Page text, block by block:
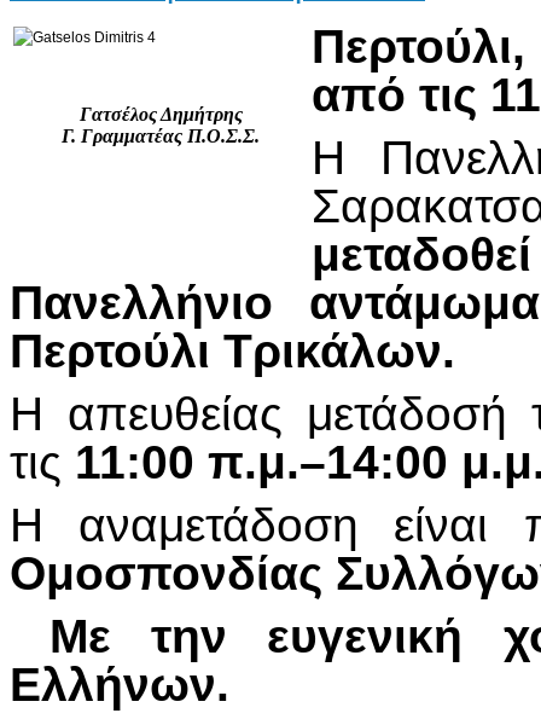
Γατσέλος Δημήτρης
Γ. Γραμματέας Π.Ο.Σ.Σ.
από τις
Η
Πανελλήνιο
Περτούλι Τρικάλων.
Η απευθείας μετάδοσή
τις 11:00 π.μ.–14:00
Η αναμετάδοση
Ομοσπονδίας
Με την ευγενική
Ελλήνων.